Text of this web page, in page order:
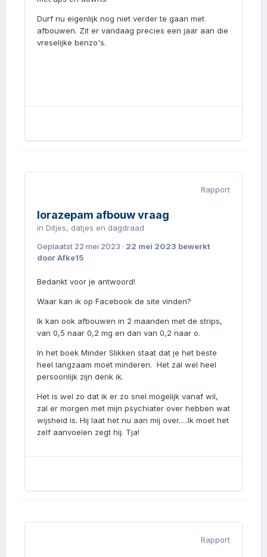
Durf nu eigenlijk nog niet verder te gaan met
afbouwen. Zit er vandaag precies een jaar aan die
vreselijke benzo's.
Rapport
lorazepam afbouw vraag
in Ditjes, datjes en dagdraad
Geplaatst 22 mei 2023 · 22 mei 2023 bewerkt
door Afke15
Bedankt voor je antwoord!
Waar kan ik op Facebook de site vinden?
Ik kan ook afbouwen in 2 maanden met de strips,
van 0,5 naar 0,2 mg en dan van 0,2 naar o.
In het boek Minder Slikken staat dat je het beste
heel langzaam moet minderen. Het zal wel heel
persoonlijk zijn denk ik.
Het is wel zo dat ik er zo snel mogelijk vanaf wil,
zal er morgen met mijn psychiater over hebben wat
wijsheid is. Hij laat het nu aan mij over.....Ik moet het
zelf aanvoelen zegt hij. Tja!
Rapport